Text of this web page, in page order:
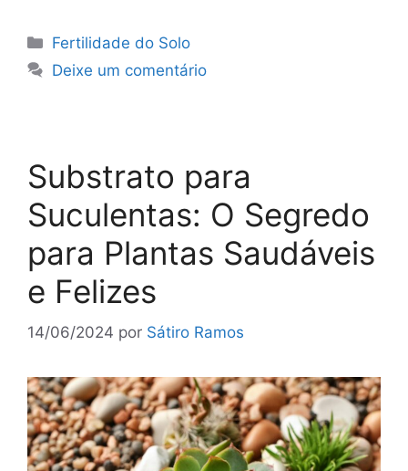
Categorias
Fertilidade do Solo
Deixe um comentário
Substrato para
Suculentas: O Segredo
para Plantas Saudáveis
e Felizes
14/06/2024 por Sátiro Ramos